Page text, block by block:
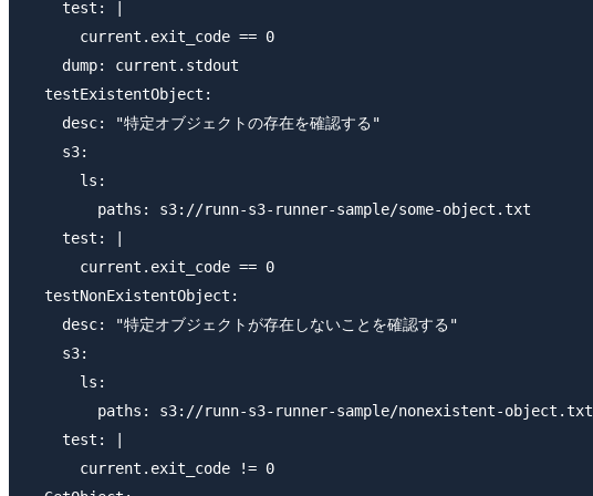
    test: |
      current.exit_code == 0
    dump: current.stdout
  testExistentObject:
    desc: "特定オブジェクトの存在を確認する"
    s3:
      ls:
        paths: s3://runn-s3-runner-sample/some-object.txt
    test: |
      current.exit_code == 0
  testNonExistentObject:
    desc: "特定オブジェクトが存在しないことを確認する"
    s3:
      ls:
        paths: s3://runn-s3-runner-sample/nonexistent-object.txt
    test: |
      current.exit_code != 0